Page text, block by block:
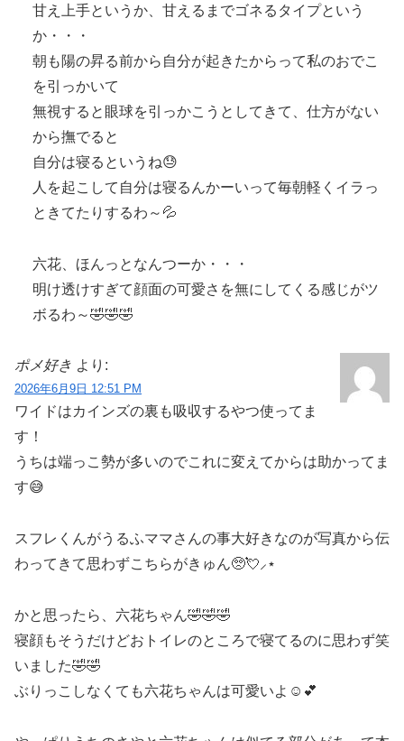
甘え上手というか、甘えるまでゴネるタイプという
か・・・
朝も陽の昇る前から自分が起きたからって私のおでこ
を引っかいて
無視すると眼球を引っかこうとしてきて、仕方がない
から撫でると
自分は寝るというね😓
人を起こして自分は寝るんかーいって毎朝軽くイラっ
ときてたりするわ～💦
六花、ほんっとなんつーか・・・
明け透けすぎて顔面の可愛さを無にしてくる感じがツ
ボるわ～🤣🤣🤣
ポメ好き より:
2026年6月9日 12:51 PM
ワイドはカインズの裏も吸収するやつ使ってま
す！
うちは端っこ勢が多いのでこれに変えてからは助かってま
す😅
スフレくんがうるふママさんの事大好きなのが写真から伝
わってきて思わずこちらがきゅん🥺💘⸝⋆
かと思ったら、六花ちゃん🤣🤣🤣
寝顔もそうだけどおトイレのところで寝てるのに思わず笑
いました🤣🤣
ぶりっこしなくても六花ちゃんは可愛いよ☺️💕